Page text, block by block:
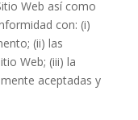
Web así como
con: (i)
(ii) las
Web; (iii) la
aceptadas y